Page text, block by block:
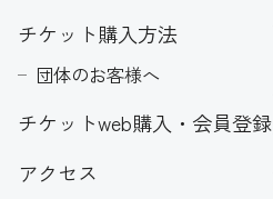
チケット購入方法
団体のお客様へ
チケットweb購入・会員登録
アクセス